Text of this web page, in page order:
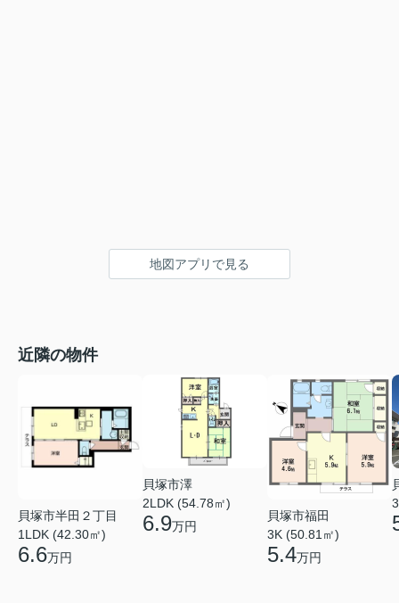
地図アプリで見る
近隣の物件
貝塚市半田２丁目
1LDK (42.30㎡)
6.6万円
貝塚市澤
2LDK (54.78㎡)
6.9万円
貝塚市福田
3K (50.81㎡)
5.4万円